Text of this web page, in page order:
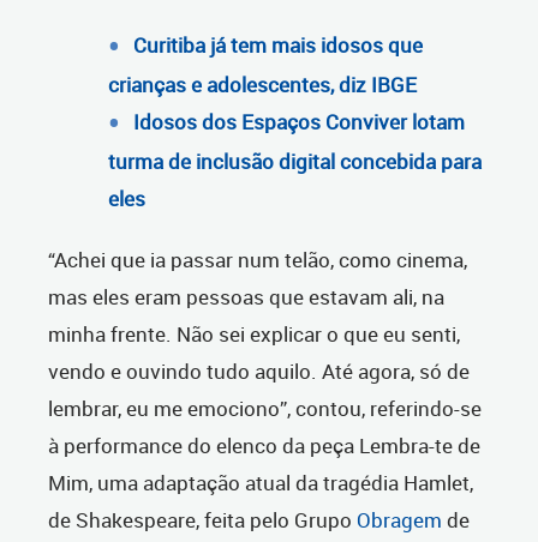
Curitiba já tem mais idosos que
crianças e adolescentes, diz IBGE
Idosos dos Espaços Conviver lotam
turma de inclusão digital concebida para
eles
“Achei que ia passar num telão, como cinema,
mas eles eram pessoas que estavam ali, na
minha frente. Não sei explicar o que eu senti,
vendo e ouvindo tudo aquilo. Até agora, só de
lembrar, eu me emociono”, contou, referindo-se
à performance do elenco da peça Lembra-te de
Mim, uma adaptação atual da tragédia Hamlet,
de Shakespeare, feita pelo Grupo Obragem de